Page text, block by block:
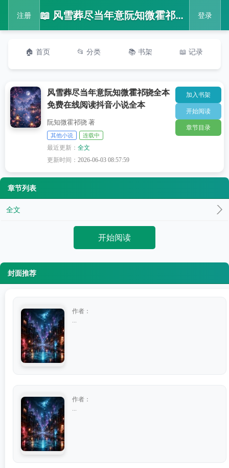
注册 📖 风雪葬尽当年意阮知微霍祁骁全本免费在线阅读抖音小说全本 登录
🏠 首页 📂 分类 📚 书架 📖 记录
风雪葬尽当年意阮知微霍祁骁全本
免费在线阅读抖音小说全本
阮知微霍祁骁 著
其他小说 连载中
最近更新：全文
更新时间：2026-06-03 08:57:59
加入书架
开始阅读
章节目录
章节列表
全文
开始阅读
封面推荐
作者：
作者：